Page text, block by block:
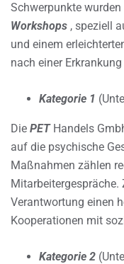
Schwerpunkte
Workshops , speziell
und einem
nach einer
Kategorie 1
Die PETHandels
auf die psychische
Maßnahmen zählen
Verantwortung einen
Kooperationen mit
Kategorie 2